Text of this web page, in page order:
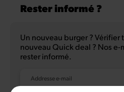
Rester informé ?
Un nouveau burger ? Vérifier
nouveau Quick deal ? Nos
rester informé.
Addresse e-mail